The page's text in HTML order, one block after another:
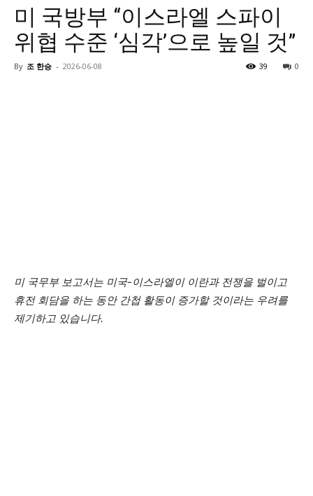
미 국방부 “이스라엘 스파이
위협 수준 ‘심각’으로 높일 것”
By 조 한승 - 2026-06-08 0
39
미 국무부 보고서는 미국-이스라엘이 이란과 전쟁을 벌이고
휴전 회담을 하는 동안 간첩 활동이 증가할 것이라는 우려를
제기하고 있습니다.